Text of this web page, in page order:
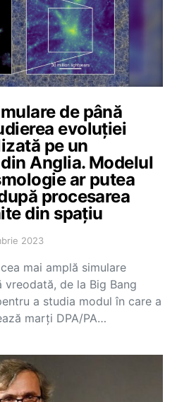
de până
evoluției
pe un
Anglia. Modelul
ar putea
procesarea
din spațiu
2023
mai amplă simulare
de la Big Bang
a studia modul în care a
marţi DPA/PA…